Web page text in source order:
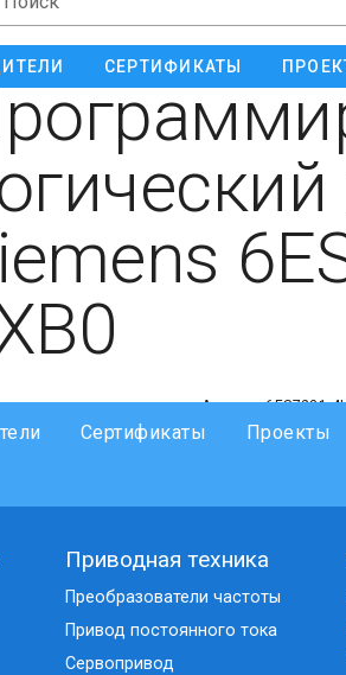
СЕРТИФИКАТЫ
Артикул: 6ES7231-
SB 1231, 1
Сертификаты Проекты
Приводная техника
Преобразователи частоты
Привод постоянного тока
Сервопривод